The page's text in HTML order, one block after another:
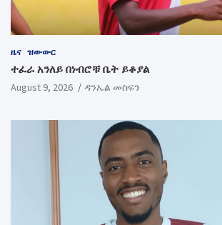
ዜና ዝውውር
ተፈራ አንለይ በነብሮቹ ቤት ይቆያል
August 9, 2026 ዳንኤል መስፍን